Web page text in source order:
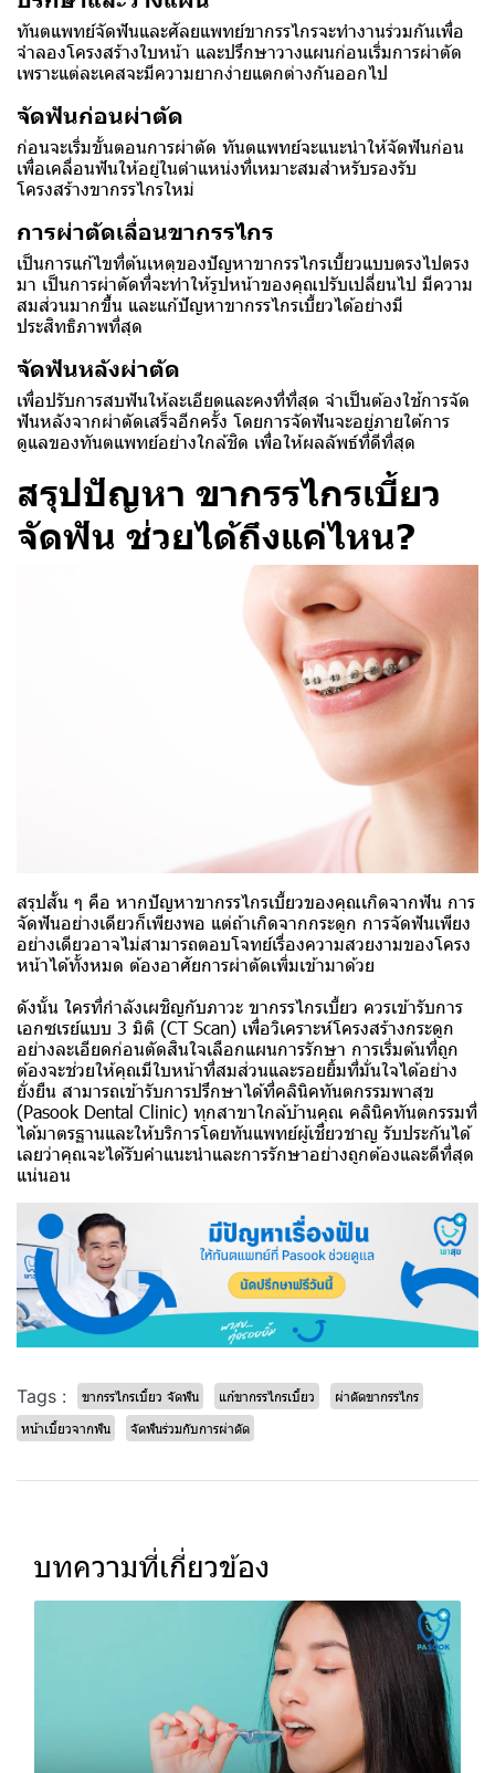
ทันตแพทย์จัดฟันและศัลยแพทย์ขากรรไกรจะทำงานร่วมกันเพื่อ
จำลองโครงสร้างใบหน้า และปรึกษาวางแผนก่อนเริ่มการผ่าตัด
เพราะแต่ละเคสจะมีความยากง่ายแตกต่างกันออกไป
จัดฟันก่อนผ่าตัด
ก่อนจะเริ่มขั้นตอนการผ่าตัด ทันตแพทย์จะแนะนำให้จัดฟันก่อน
เพื่อเคลื่อนฟันให้อยู่ในตำแหน่งที่เหมาะสมสำหรับรองรับ
โครงสร้างขากรรไกรใหม่
การผ่าตัดเลื่อนขากรรไกร
เป็นการแก้ไขที่ต้นเหตุของปัญหาขากรรไกรเบี้ยวแบบตรงไปตรง
มา เป็นการผ่าตัดที่จะทำให้รูปหน้าของคุณปรับเปลี่ยนไป มีความ
สมส่วนมากขึ้น และแก้ปัญหาขากรรไกรเบี้ยวได้อย่างมี
ประสิทธิภาพที่สุด
จัดฟันหลังผ่าตัด
เพื่อปรับการสบฟันให้ละเอียดและคงที่ที่สุด จำเป็นต้องใช้การจัด
ฟันหลังจากผ่าตัดเสร็จอีกครั้ง โดยการจัดฟันจะอยู่ภายใต้การ
ดูแลของทันตแพทย์อย่างใกล้ชิด เพื่อให้ผลลัพธ์ที่ดีที่สุด
สรุปปัญหา ขากรรไกรเบี้ยว
จัดฟัน ช่วยได้ถึงแค่ไหน?
สรุปสั้น ๆ คือ หากปัญหาขากรรไกรเบี้ยวของคุณเกิดจากฟัน การ
จัดฟันอย่างเดียวก็เพียงพอ แต่ถ้าเกิดจากกระดูก การจัดฟันเพียง
อย่างเดียวอาจไม่สามารถตอบโจทย์เรื่องความสวยงามของโครง
หน้าได้ทั้งหมด ต้องอาศัยการผ่าตัดเพิ่มเข้ามาด้วย
ดังนั้น ใครที่กำลังเผชิญกับภาวะ ขากรรไกรเบี้ยว ควรเข้ารับการ
เอกซเรย์แบบ 3 มิติ (CT Scan) เพื่อวิเคราะห์โครงสร้างกระดูก
อย่างละเอียดก่อนตัดสินใจเลือกแผนการรักษา การเริ่มต้นที่ถูก
ต้องจะช่วยให้คุณมีใบหน้าที่สมส่วนและรอยยิ้มที่มั่นใจได้อย่าง
ยั่งยืน สามารถเข้ารับการปรึกษาได้ที่คลินิคทันตกรรมพาสุข
(Pasook Dental Clinic) ทุกสาขาใกล้บ้านคุณ คลินิคทันตกรรมที่
ได้มาตรฐานและให้บริการโดยทันแพทย์ผู้เชี่ยวชาญ รับประกันได้
เลยว่าคุณจะได้รับคำแนะนำและการรักษาอย่างถูกต้องและดีที่สุด
แน่นอน
Tags : ขากรรไกรเบี้ยว จัดฟัน แก้ขากรรไกรเบี้ยว
ผ่าตัดขากรรไกร
หน้าเบี้ยวจากฟัน
จัดฟันร่วมกับการผ่าตัด
บทความที่เกี่ยวข้อง